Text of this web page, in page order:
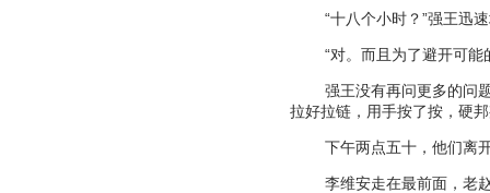
“十八个小时？”强王迅
“对。而且为了避开可
强王没有再问更多的问
拉好拉链，用手按了按，硬
下午两点五十，他们离
李维安走在最前面，老